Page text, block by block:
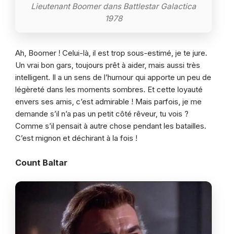
Lieutenant Boomer dans Battlestar Galactica
1978
Ah, Boomer ! Celui-là, il est trop sous-estimé, je te jure.
Un vrai bon gars, toujours prêt à aider, mais aussi très
intelligent. Il a un sens de l’humour qui apporte un peu de
légèreté dans les moments sombres. Et cette loyauté
envers ses amis, c’est admirable ! Mais parfois, je me
demande s’il n’a pas un petit côté rêveur, tu vois ?
Comme s’il pensait à autre chose pendant les batailles.
C’est mignon et déchirant à la fois !
Count Baltar